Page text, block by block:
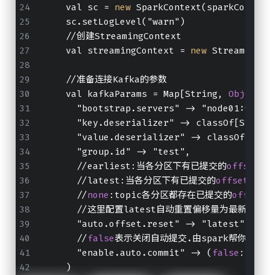
    val sc =
new SparkContext(sparkConf)
    sc.setLogLevel("warn")
    //创建StreamingContext
    val streamingContext =
new
    //准备连接Kafka的参数
    val kafkaParams = Map[String,
Object
"bootstrap.servers" ->
"key.deserializer" ->
"value.deserializer" ->
      "group.id" -> "test",
      //earliest:当各分区下有已提交的
offset
      //latest:当各分区下有已提交的
offset
      //
none :topic各分区都存在已提交的offset
//这里配置latest自动重置偏移量为最新的偏
      "auto.offset.reset" -> "latest",
      //
false表示关闭自动提交.由spark帮你提交
      "enable.auto.commit" -> (
false :
    )